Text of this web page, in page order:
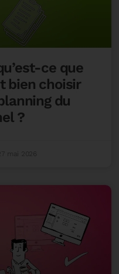
ce que
bien choisir
du
?